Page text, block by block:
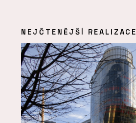
NEJČTENĚJŠÍ REALIZACE